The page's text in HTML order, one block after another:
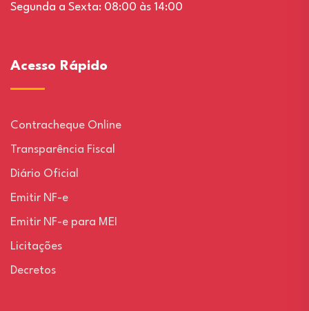
Segunda a Sexta: 08:00 às 14:00
Acesso Rápido
Contracheque Online
Transparência Fiscal
Diário Oficial
Emitir NF-e
Emitir NF-e para MEI
Licitações
Decretos